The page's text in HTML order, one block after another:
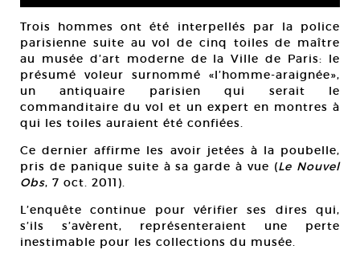
Trois hommes ont été interpellés par la police
parisienne suite au vol de cinq toiles de maître
au musée d’art moderne de la Ville de Paris: le
présumé voleur surnommé «l’homme-araignée»,
un antiquaire parisien qui serait le
commanditaire du vol et un expert en montres à
qui les toiles auraient été confiées.
Ce dernier affirme les avoir jetées à la poubelle,
pris de panique suite à sa garde à vue (Le Nouvel
Obs, 7 oct. 2011).
L’enquête continue pour vérifier ses dires qui,
s’ils s’avèrent, représenteraient une perte
inestimable pour les collections du musée.